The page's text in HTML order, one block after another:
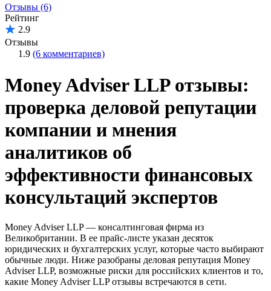
Отзывы (6)
Рейтинг
2.9
Отзывы
1.9 (6 комментариев)
Money Adviser LLP отзывы:
проверка деловой репутации
компании и мнения
аналитиков об
эффективности финансовых
консультаций экспертов
Money Adviser LLP — консалтинговая фирма из
Великобритании. В ее прайс-листе указан десяток
юридических и бухгалтерских услуг, которые часто выбирают
обычные люди. Ниже разобраны деловая репутация Money
Adviser LLP, возможные риски для российских клиентов и то,
какие Money Adviser LLP отзывы встречаются в сети.